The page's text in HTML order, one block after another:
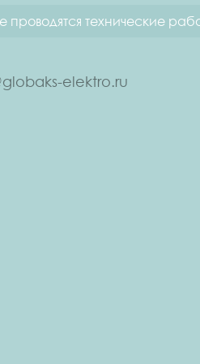
технические
elektro.ru